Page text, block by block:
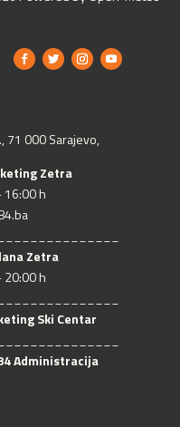
71 000 Sarajevo,
Zetra
16:00 h
Zetra
20:00 h
Ski Centar
Administracija